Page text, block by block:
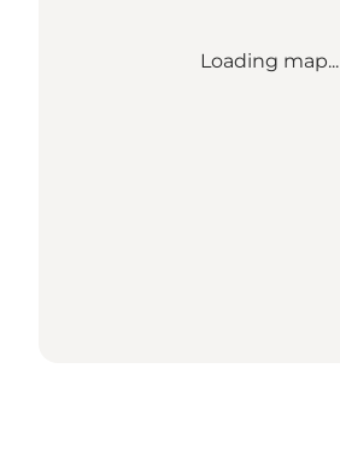
Loading map...